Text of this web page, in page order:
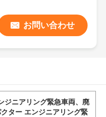
お問い合わせ
ジニアリング緊急車両、廃
ター エンジニアリング緊